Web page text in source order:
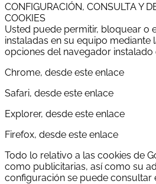
CONFIGURACIÓN, CONSULTA Y
COOKIES
Usted puede permitir, bloquear o
instaladas en su equipo mediante
opciones del navegador instalado
Chrome, desde este enlace
Safari, desde este enlace
Explorer, desde este enlace
Firefox, desde este enlace
Todo lo relativo a las cookies de
como publicitarias, así como su
configuración se puede consultar